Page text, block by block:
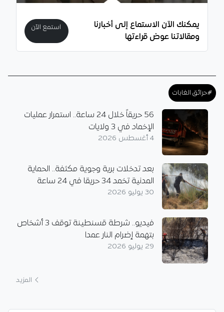
يمكنك الآن الاستماع إلى أخبارنا
ومقالاتنا عوض قراءتها
استمع الآن
#حرائق الغابات
56 حريقاً خلال 24 ساعة.. استمرار عمليات
الإخماد في 3 ولايات
4 أغسطس 2026
بعد تدخلات برية وجوية مكثفة.. الحماية
المدنية تخمد 34 حريقا في 24 ساعة
30 يوليو 2026
فيديو.. شرطة قسنطينة توقف 3 أشخاص
بتهمة إضرام النار عمدا
29 يوليو 2026
المزيد